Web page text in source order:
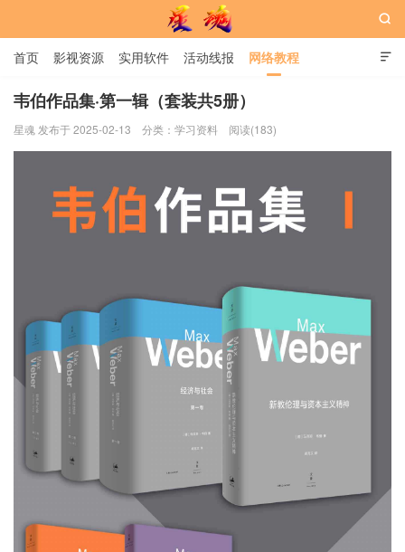
星魂网

首页 影视资源 实用软件 活动线报 网络教程
用户中心 书籍 娱乐

韦伯作品集·第一辑（套装共5册）
星魂 发布于 2025-02-13 分类： 学习资料 阅读(183)